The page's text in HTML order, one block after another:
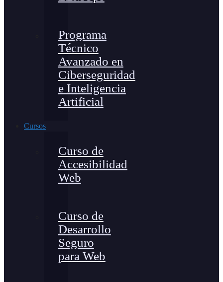
Programa
Técnico
Avanzado en
Ciberseguridad
e Inteligencia
Artificial
Cursos
Curso de
Accesibilidad
Web
Curso de
Desarrollo
Seguro
para Web